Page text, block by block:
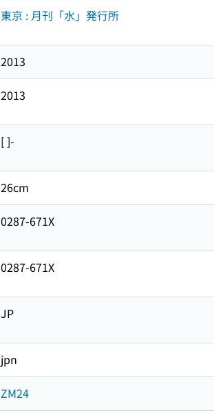
東京 : 月刊「水」発行所
2013
2013
[ ]-
26cm
0287-671X
0287-671X
JP
jpn
ZM24